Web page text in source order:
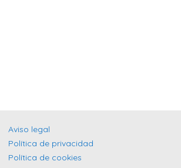
Aviso legal
Política de privacidad
Política de cookies